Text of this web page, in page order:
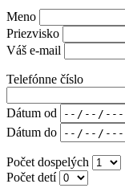
Meno
Priezvisko
Váš e-mail
Telefónne číslo
Dátum od
Dátum do
Počet dospelých
Počet detí